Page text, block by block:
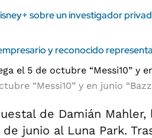
sobre un investigador
y reconocido
“Messi10” y en junio
de Damián Mahler,
junio al Luna Park.